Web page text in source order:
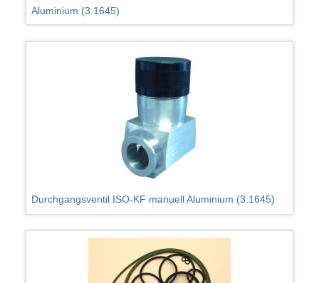
Aluminium (3.1645)
Durchgangsventil ISO-KF manuell Aluminium (3.1645)